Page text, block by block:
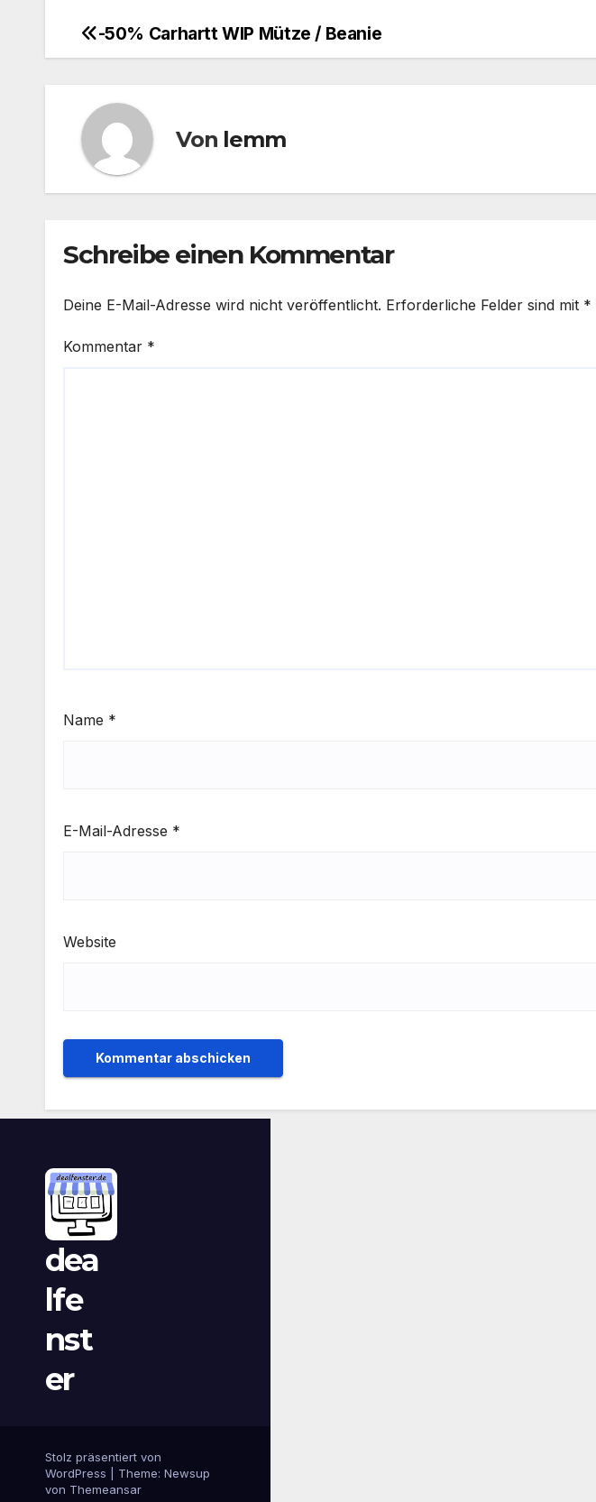
-50% Carhartt WIP Mütze / Beanie
Von lemm
Schreibe einen Kommentar
Deine E-Mail-Adresse wird nicht veröffentlicht. Erforderliche Felder sind mit *
Kommentar *
Name *
E-Mail-Adresse *
Website
dea
lfe
nst
er
Stolz präsentiert von
WordPress
Theme: Newsup
von Themeansar